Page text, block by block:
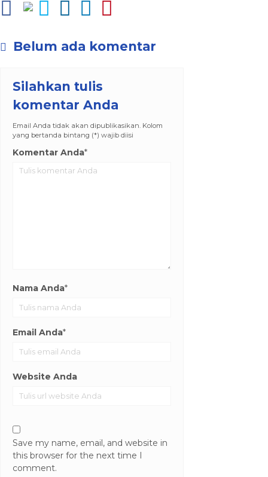
Belum ada komentar
Silahkan tulis
komentar Anda
Email Anda tidak akan dipublikasikan. Kolom
yang bertanda bintang (*) wajib diisi
Komentar Anda*
Nama Anda*
Email Anda*
Website Anda
Save my name, email, and website in
this browser for the next time I
comment.